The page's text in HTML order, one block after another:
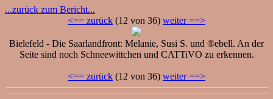
...zurück zum Bericht...
<== zurück (12 von 36) weiter ==>
Bielefeld - Die Saarlandfront: Melanie, Susi S. und ®ebell. An der
Seite sind noch Schneewittchen und CATTiVO zu erkennen.
<== zurück (12 von 36) weiter ==>